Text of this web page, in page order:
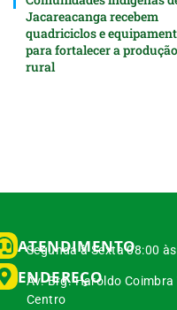
Jacareacanga recebem
quadriciclos e
para fortalecer a produção
rural
ATENDIMENTO
Segunda à Sexta 08:00
ENDEREÇO
Av. Brg. Haroldo Coimbra
Centro